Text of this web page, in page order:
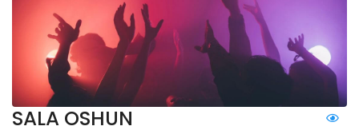
SALA OSHUN